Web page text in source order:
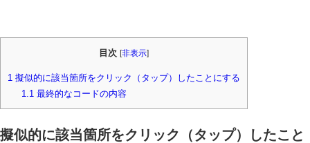
目次 [非表示]
1 擬似的に該当箇所をクリック（タップ）したことにする
1.1 最終的なコードの内容
擬似的に該当箇所をクリック（タップ）したこと